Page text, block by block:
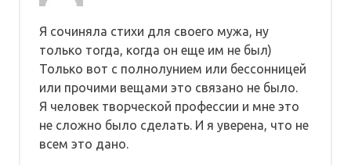
Я сочиняла стихи для своего мужа, ну
только тогда, когда он еще им не был)
Только вот с полнолунием или бессонницей
или прочими вещами это связано не было.
Я человек творческой профессии и мне это
не сложно было сделать. И я уверена, что не
всем это дано.